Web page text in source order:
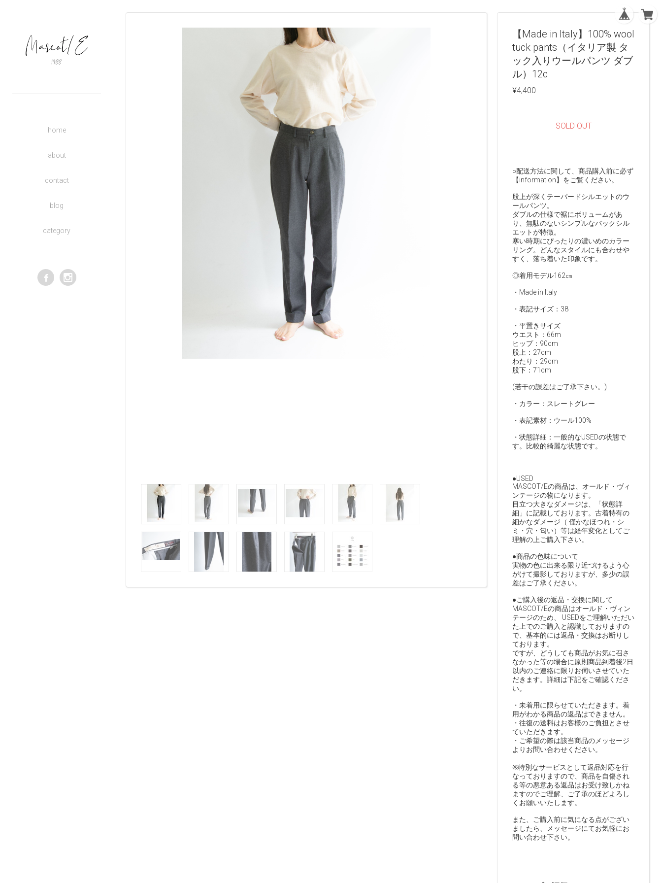
home
about
contact
blog
category
【Made in Italy】100% wool
tuck pants（イタリア製 タ
ック入りウールパンツ ダブ
ル）12c
¥4,400
SOLD OUT
○配送方法に関して、商品購入前に必ず
【information】をご覧ください。
股上が深くテーパードシルエットのウ
ールパンツ。
ダブルの仕様で裾にボリュームがあ
り、無駄のないシンプルなバックシル
エットが特徴。
寒い時期にぴったりの濃いめのカラー
リング。どんなスタイルにも合わせや
すく、落ち着いた印象です。
◎着用モデル162㎝
・Made in Italy
・表記サイズ：38
・平置きサイズ
ウエスト：66m
ヒップ：90cm
股上：27cm
わたり：29cm
股下：71cm
(若干の誤差はご了承下さい。)
・カラー：スレートグレー
・表記素材：ウール100%
・状態詳細：一般的なUSEDの状態で
す。比較的綺麗な状態です。
●USED
MASCOT/Eの商品は、オールド・ヴィ
ンテージの物になります。
目立つ大きなダメージは、「状態詳
細」に記載しております。古着特有の
細かなダメージ（ 僅かなほつれ・シ
ミ・穴・匂い）等は経年変化としてご
理解の上ご購入下さい。
●商品の色味について
実物の色に出来る限り近づけるよう心
がけて撮影しておりますが、多少の誤
差はご了承ください。
●ご購入後の返品・交換に関して
MASCOT/Eの商品はオールド・ヴィン
テージのため、 USEDをご理解いただい
た上でのご購入と認識しておりますの
で、基本的には返品・交換はお断りし
ております。
ですが、どうしても商品がお気に召さ
なかった等の場合に原則商品到着後2日
以内のご連絡に限りお伺いさせていた
だきます。詳細は下記をご確認くださ
い。
・未着用に限らせていただきます。着
用がわかる商品の返品はできません。
・往復の送料はお客様のご負担とさせ
ていただきます。
・ご希望の際は該当商品のメッセージ
よりお問い合わせください。
※特別なサービスとして返品対応を行
なっておりますので、商品を自傷され
る等の悪意ある返品はお受け致しかね
ますのでご理解、ご了承のほどよろし
くお願いいたします。
また、ご購入前に気になる点がござい
ましたら、メッセージにてお気軽にお
問い合わせ下さい。